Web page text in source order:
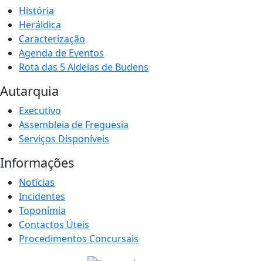
História
Heráldica
Caracterização
Agenda de Eventos
Rota das 5 Aldeias de Budens
Autarquia
Executivo
Assembleia de Freguesia
Serviços Disponíveis
Informações
Notícias
Incidentes
Toponímia
Contactos Úteis
Procedimentos Concursais